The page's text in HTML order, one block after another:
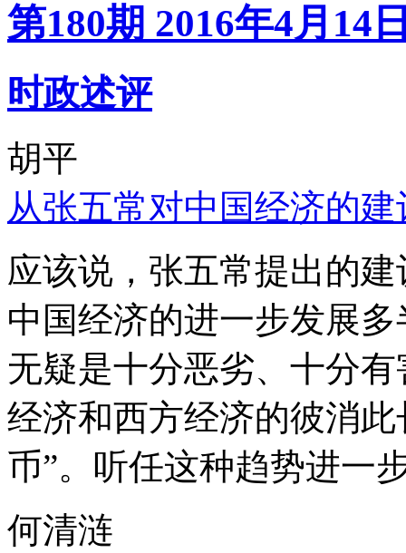
第180期 2016年4月14
时政述评
胡平
从张五常对中国经济的
应该说，张五常提出的
中国经济的进一步发展
无疑是十分恶劣、十分
经济和西方经济的彼消
币”。听任这种趋势进一
何清涟